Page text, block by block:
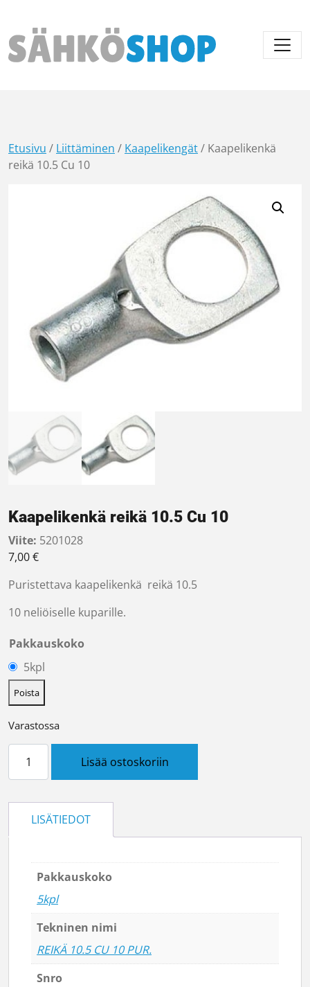
Päävalikko
Etusivu / Liittäminen / Kaapelikengät/ Kaapelikenkä
reikä 10.5 Cu 10
Kaapelikenkä reikä 10.5 Cu 10
Viite: 5201028
7,00€
Puristettava kaapelikenkä reikä 10.5
10 neliöiselle kuparille.
Pakkauskoko
5kpl
Poista
Varastossa
Lisää ostoskoriin
LISÄTIEDOT
Pakkauskoko
5kpl
Tekninen nimi
REIKÄ 10.5 CU 10 PUR.
Snro